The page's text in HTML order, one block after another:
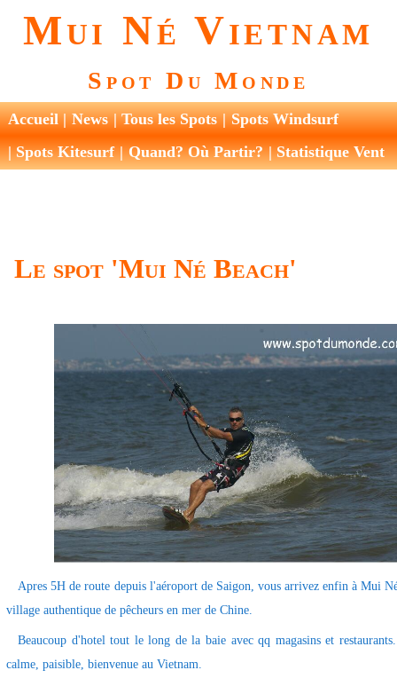
Mui Né Vietnam
Spot Du Monde
Accueil News Tous les Spots
Spots Windsurf
Spots Kitesurf
Quand? Où Partir? Statistique Vent
Le spot 'Mui Né Beach'
Apres 5H de route depuis l'aéroport de Saigon, vous arrivez enfin à Mui
village authentique de pêcheurs en mer de Chine.
Beaucoup d'hotel tout le long de la baie avec qq magasins et
calme, paisible, bienvenue au Vietnam.